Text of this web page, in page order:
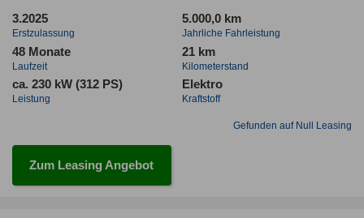
3.2025
Erstzulassung
5.000,0 km
Jahrliche Fahrleistung
48 Monate
Laufzeit
21 km
Kilometerstand
ca. 230 kW (312 PS)
Leistung
Elektro
Kraftstoff
Gefunden auf Null Leasing
Zum Leasing Angebot